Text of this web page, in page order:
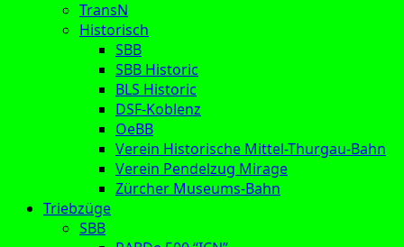
TransN
Historisch
SBB
SBB Historic
BLS Historic
DSF-Koblenz
OeBB
Verein Historische Mittel-Thurgau-Bahn
Verein Pendelzug Mirage
Zürcher Museums-Bahn
Triebzüge
SBB